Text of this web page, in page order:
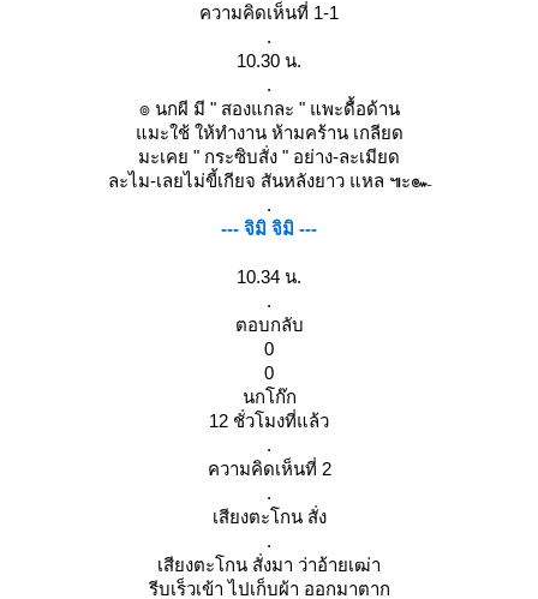
ความคิดเห็นที่ 1-1
.
10.30 น.
.
๏ นกผี มี " สองแกละ " แพะดื้อด้าน
มะใช้ ให้ทำงาน ห้ามคร้าน เกลียด
มะเคย " กระซิบสั่ง " อย่าง-ละเมียด
ละไม-เลยไม่ขี้เกียจ สันหลังยาว แหล ๚ะ๛
.
--- จิมิ จิมิ ---
10.34 น.
.
ตอบกลับ
0
0
นกโก๊ก
12 ชั่วโมงที่แล้ว
.
ความคิดเห็นที่ 2
.
เสียงตะโกน สั่ง
.
เสียงตะโกน สั่งมา ว่าอ้ายเฒ่า
รีบเร็วเข้า ไปเก็บผ้า ออกมาตาก